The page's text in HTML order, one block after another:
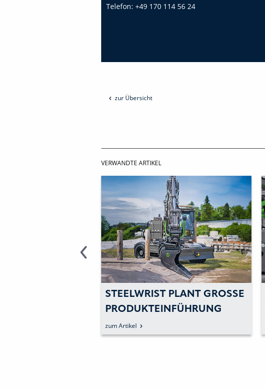
Telefon: +49 170 114 56 24
zur Übersicht
VERWANDTE ARTIKEL
STEELWRIST PLANT GROSSE P
RODUKTEINFÜHRUNG
zum Artikel